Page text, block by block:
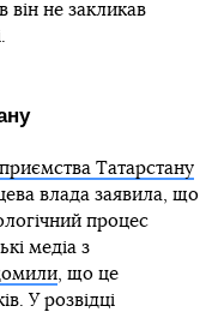
він не закликав
Татарстану
влада заявила, що
процес
медіа з
, що це
У розвідці